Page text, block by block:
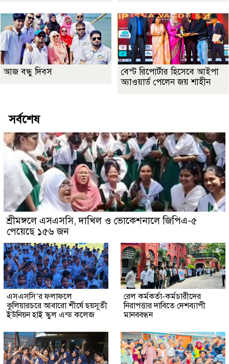
আজ বন্ধু দিবস
বেস্ট রিপোর্টার হিসেবে আইপা
অ্যাওয়ার্ড পেলেন জয় শাহীন
সর্বশেষ
শ্রীমঙ্গলে এসএসসি, দাখিল ও ভোকেশনালে জিপিএ-৫
পেয়েছে ১৫৬ জন
এসএসসি’র ফলাফলে
কুলিয়ারচরে আবারো শীর্ষে ছয়সূতী
ইউনিয়ন হাই স্কুল এন্ড কলেজ
রেল কর্মকর্তা-কর্মচারীদের
নিরাপত্তার দাবিতে দেশব্যাপী
মানববন্ধন